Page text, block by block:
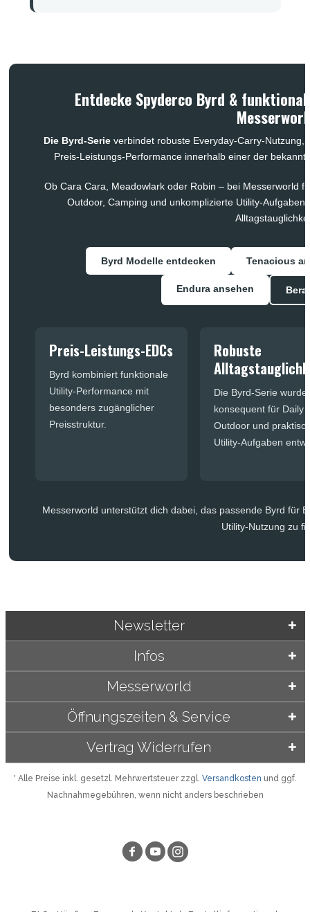
Entdecke Spyderco Byrd &
Die Byrd-Serie verbindet robuste Everyday-Carry-
Preis-Leistungs-Performance innerhalb einer der
Ob Cara Cara, Meadowlark oder Robin – bei Messerworld
Outdoor, Camping und unkomplizierte Utility-
Byrd Modelle entdecken Tenacious
Endura ansehen
Preis-Leistungs-EDCs
Byrd kombiniert funktionale
Utility-Performance mit
besonders zugänglicher
Preisstruktur.
Robuste
Die Byrd-Serie wurde
konsequent für Daily
Outdoor und
Utility-Aufgaben
Messerworld unterstützt dich dabei, das passende Byrd für
Utility-Nutzung zu
Öffnungszeiten & Service
Infos
Messerworld
Newsletter
Vertrag Widerrufen
* Alle Preise inkl. gesetzl. Mehrwertsteuer zzgl. Versandkosten und ggf.
Nachnahmegebühren, wenn nicht anders beschrieben